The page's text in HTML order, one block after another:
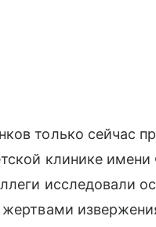
только сейчас
клинике
исследовали